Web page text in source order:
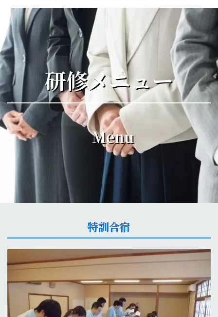
研修メニュー
Menu
特訓合宿